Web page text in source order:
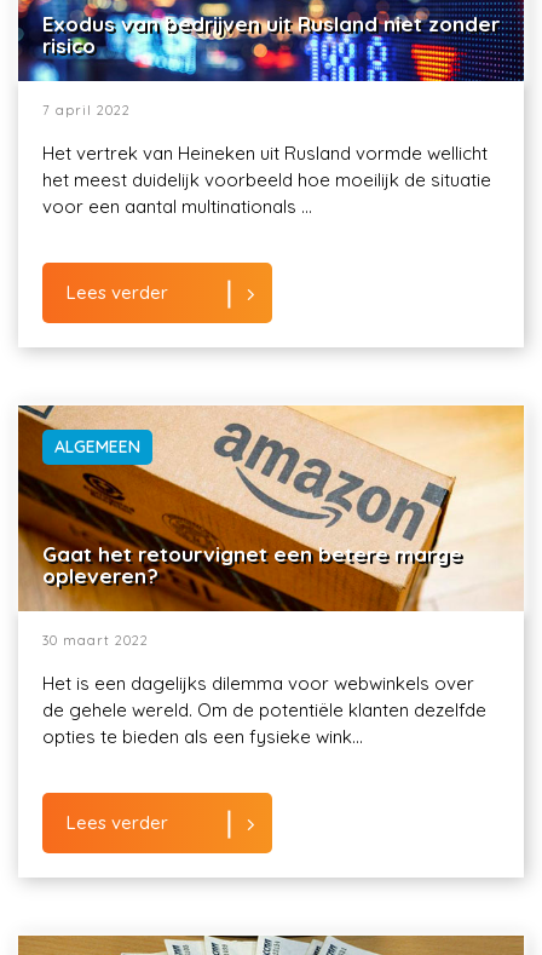
Exodus van bedrijven uit Rusland niet zonder
risico
7 april 2022
Het vertrek van Heineken uit Rusland vormde wellicht
het meest duidelijk voorbeeld hoe moeilijk de situatie
voor een aantal multinationals ...
Lees verder
ALGEMEEN
Gaat het retourvignet een betere marge
opleveren?
30 maart 2022
Het is een dagelijks dilemma voor webwinkels over
de gehele wereld. Om de potentiële klanten dezelfde
opties te bieden als een fysieke wink...
Lees verder